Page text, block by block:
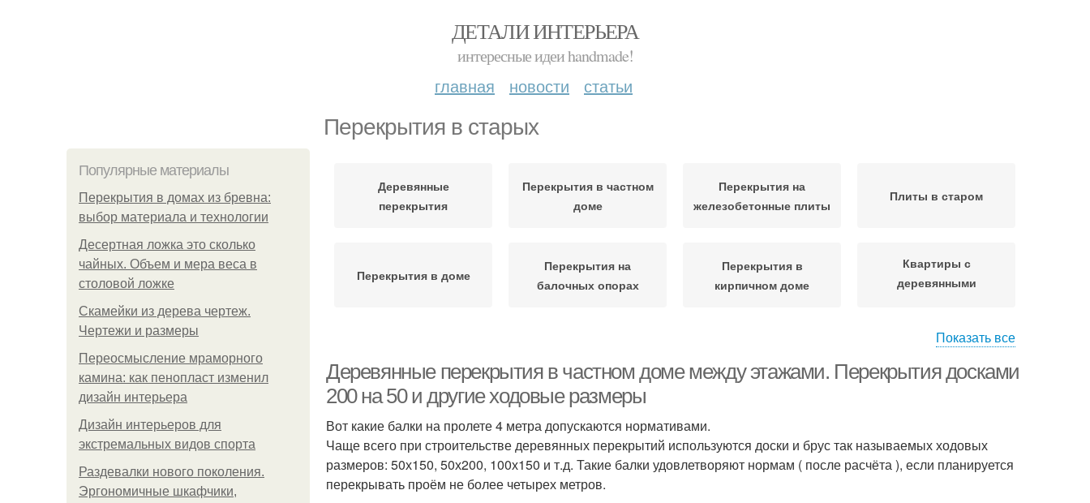
ДЕТАЛИ ИНТЕРЬЕРА
интересные идеи handmade!
главная новости статьи
Перекрытия в старых
Популярные материалы
Перекрытия в домах из бревна:
выбор материала и технологии
Десертная ложка это сколько
чайных. Объем и мера веса в
столовой ложке
Скамейки из дерева чертеж.
Чертежи и размеры
Переосмысление мраморного
камина: как пенопласт изменил
дизайн интерьера
Дизайн интерьеров для
экстремальных видов спорта
Раздевалки нового поколения.
Эргономичные шкафчики,
Деревянные
перекрытия
Перекрытия в частном
доме
Перекрытия на
железобетонные плиты
Плиты в старом
Перекрытия в доме
Перекрытия на
балочных опорах
Перекрытия в
кирпичном доме
Квартиры с
деревянными
деревянным балкам
этажами
сталинках
Сталинки с
перекрытиями
Деревянное перекрытие
Показать все
Деревянные перекрытия в частном доме между этажами. Перекрытия досками
200 на 50 и другие ходовые размеры
Вот какие балки на пролете 4 метра допускаются нормативами.
Чаще всего при строительстве деревянных перекрытий используются доски и брус так называемых ходовых
размеров: 50х150, 50х200, 100х150 и т.д. Такие балки удовлетворяют нормам ( после расчёта ), если планируется
перекрывать проём не более четырех метров.